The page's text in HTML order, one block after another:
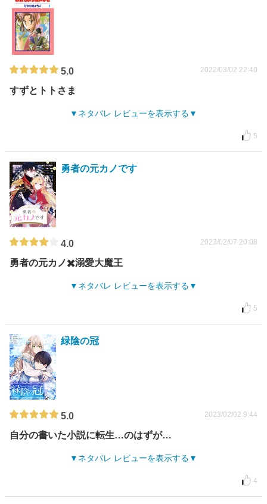
5.0 2022/03/02 22:40
すずとトトさま
ネタバレ レビューを表示する
5
勇者の元カノです
4.0 2023/02/07 20:08
勇者の元カノ✖️溺愛大魔王
ネタバレ レビューを表示する
5
緑陰の冠
5.0 2023/02/02 9:44
自分の書いた小説に転生…のはずが…
ネタバレ レビューを表示する
4